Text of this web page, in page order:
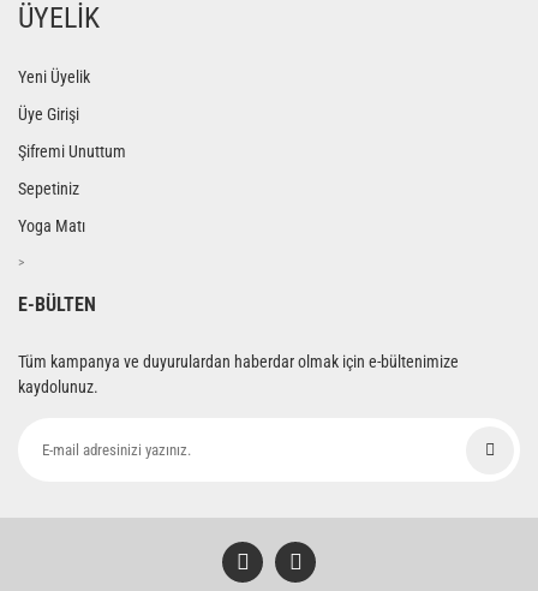
ÜYELİK
Yeni Üyelik
Üye Girişi
Şifremi Unuttum
Sepetiniz
Yoga Matı
>
E-BÜLTEN
Tüm kampanya ve duyurulardan haberdar olmak için e-bültenimize
kaydolunuz.